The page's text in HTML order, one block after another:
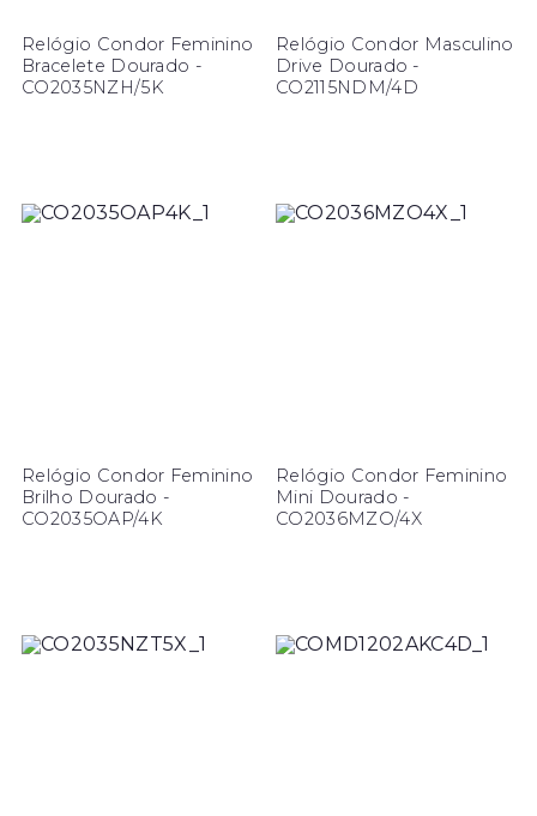
Relógio Condor Feminino
Bracelete Dourado -
CO2035NZH/5K
Relógio Condor Masculino
Drive Dourado -
CO2115NDM/4D
Relógio Condor Feminino
Brilho Dourado -
CO2035OAP/4K
Relógio Condor Feminino
Mini Dourado -
CO2036MZO/4X